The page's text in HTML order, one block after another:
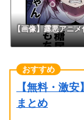
【画像】露悪アニ
【無料・激
まとめ